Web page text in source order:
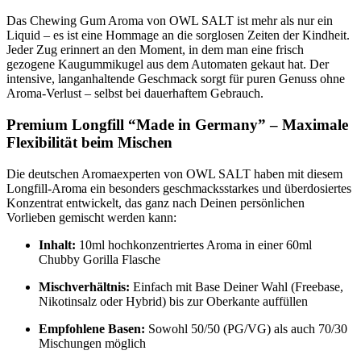
Das Chewing Gum Aroma von OWL SALT ist mehr als nur ein
Liquid – es ist eine Hommage an die sorglosen Zeiten der Kindheit.
Jeder Zug erinnert an den Moment, in dem man eine frisch
gezogene Kaugummikugel aus dem Automaten gekaut hat. Der
intensive, langanhaltende Geschmack sorgt für puren Genuss ohne
Aroma-Verlust – selbst bei dauerhaftem Gebrauch.
Premium Longfill “Made in Germany” – Maximale
Flexibilität beim Mischen
Die deutschen Aromaexperten von OWL SALT haben mit diesem
Longfill-Aroma ein besonders geschmacksstarkes und überdosiertes
Konzentrat entwickelt, das ganz nach Deinen persönlichen
Vorlieben gemischt werden kann:
Inhalt: 10ml hochkonzentriertes Aroma in einer 60ml
Chubby Gorilla Flasche
Mischverhältnis: Einfach mit Base Deiner Wahl (Freebase,
Nikotinsalz oder Hybrid) bis zur Oberkante auffüllen
Empfohlene Basen: Sowohl 50/50 (PG/VG) als auch 70/30
Mischungen möglich